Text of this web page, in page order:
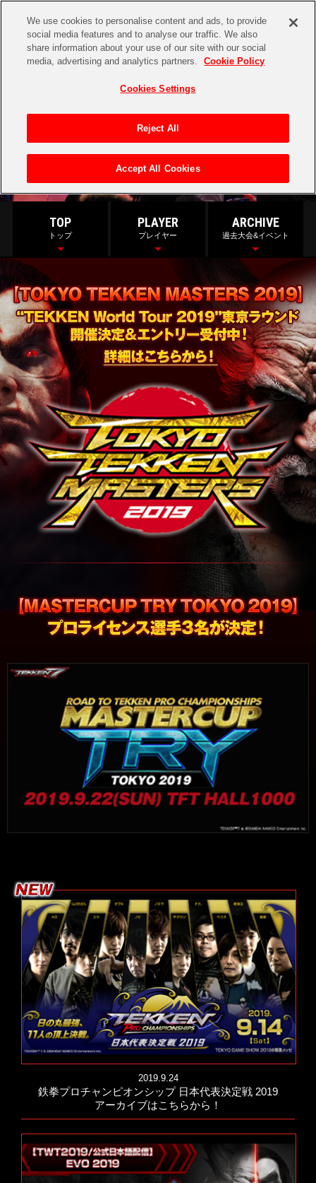
『鉄拳7』のe-Sports情報をまとめてお届け！
TOP
トップ
PLAYER
プレイヤー
ARCHIVE
過去大会&イベント
2019.9.24
鉄拳プロチャンピオンシップ 日本代表決定戦 2019
アーカイブはこちらから！
We use cookies to personalise content and ads, to provide
social media features and to analyse our traffic. We also
share information about your use of our site with our social
media, advertising and analytics partners.
Cookie Policy
Cookies Settings
Reject All
Accept All Cookies